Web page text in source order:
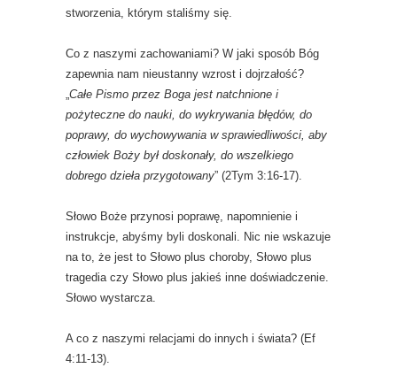
stworzenia, którym staliśmy się.
Co z naszymi zachowaniami? W jaki sposób Bóg
zapewnia nam nieustanny wzrost i dojrzałość?
Całe Pismo przez Boga jest natchnione i
pożyteczne do nauki, do wykrywania błędów, do
poprawy, do wychowywania w sprawiedliwości, aby
człowiek Boży był doskonały, do wszelkiego
dobrego dzieła przygotowany” (2Tym 3:16-17).
Słowo Boże przynosi poprawę, napomnienie i
instrukcje, abyśmy byli doskonali. Nic nie wskazuje
na to, że jest to Słowo plus choroby, Słowo plus
tragedia czy Słowo plus jakieś inne doświadczenie.
Słowo wystarcza.
A co z naszymi relacjami do innych i świata? (Ef
4:11-13).